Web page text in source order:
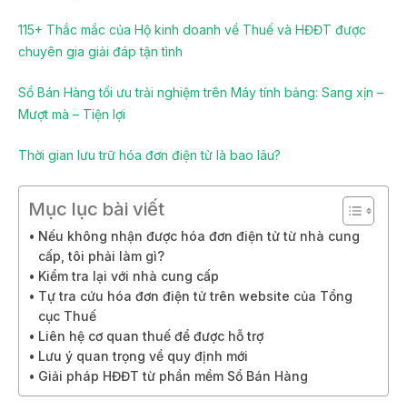
115+ Thắc mắc của Hộ kinh doanh về Thuế và HĐĐT được
chuyên gia giải đáp tận tình
Sổ Bán Hàng tối ưu trải nghiệm trên Máy tính bảng: Sang xịn –
Mượt mà – Tiện lợi
Thời gian lưu trữ hóa đơn điện tử là bao lâu?
Mục lục bài viết
Nếu không nhận được hóa đơn điện tử từ nhà cung
cấp, tôi phải làm gì?
Kiểm tra lại với nhà cung cấp
Tự tra cứu hóa đơn điện tử trên website của Tổng
cục Thuế
Liên hệ cơ quan thuế để được hỗ trợ
Lưu ý quan trọng về quy định mới
Giải pháp HĐĐT từ phần mềm Sổ Bán Hàng